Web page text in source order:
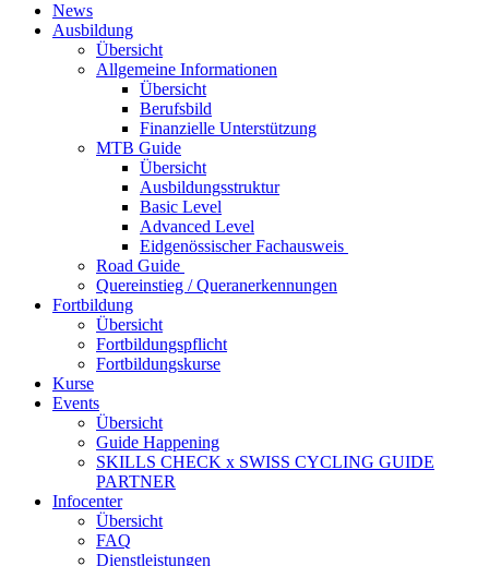
News
Ausbildung
Übersicht
Allgemeine Informationen
Übersicht
Berufsbild
Finanzielle Unterstützung
MTB Guide
Übersicht
Ausbildungsstruktur
Basic Level
Advanced Level
Eidgenössischer Fachausweis
Road Guide
Quereinstieg / Queranerkennungen
Fortbildung
Übersicht
Fortbildungspflicht
Fortbildungskurse
Kurse
Events
Übersicht
Guide Happening
SKILLS CHECK x SWISS CYCLING GUIDE
PARTNER
Infocenter
Übersicht
FAQ
Dienstleistungen